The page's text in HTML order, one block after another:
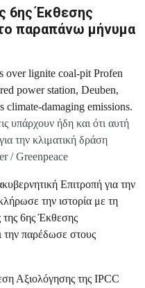
6ης Έκθεσης
παραπάνω μήνυμα
υπάρχουν ήδη και ότι αυτή
την κλιματική δράση
/ Greenpeace
Επιτροπή για την
την ιστορία με τη
της 6ης Έκθεσης
την παρέδωσε στους
Αξιολόγησης της IPCC